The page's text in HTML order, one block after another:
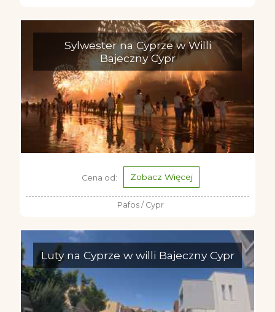
Sylwester na Cyprze w Willi
Bajeczny Cypr
Cena od: Zobacz Więcej
Pafos / Cypr
Luty na Cyprze w willi Bajeczny Cypr